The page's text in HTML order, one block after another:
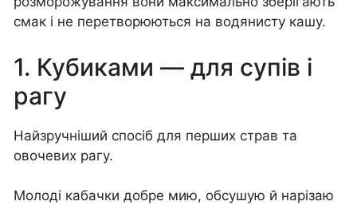
смак і не перетворюються на водянисту кашу.
1. Кубиками — для супів і
рагу
Найзручніший спосіб для перших страв та
овочевих рагу.
Молоді кабачки добре мию, обсушую й нарізаю